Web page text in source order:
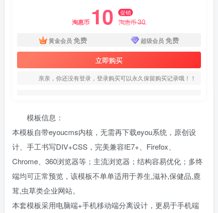
淘惠币 10 促销
淘惠币30
黄金会员 免费 超级会员 免费
立即购买
亲亲，你还没有登录，登录购买可以永久保留购买记录哦！！
模板信息：
本模板自带eyoucms内核，无需再下载eyou系统，原创设
计、手工书写DIV+CSS，完美兼容IE7+、Firefox、
Chrome、360浏览器等；主流浏览器；结构容易优化；多终
端均可正常预览，该模板不单单适用于养生,滋补,保健品,鹿
茸,虫草类企业网站。
本套模板采用电脑端+手机移动端分离设计，更易于手机端